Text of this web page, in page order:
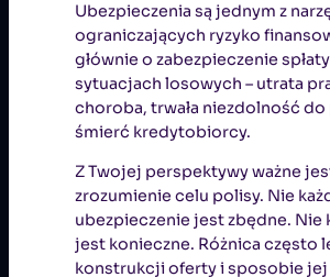
Ubezpieczenia są jednym z
ograniczających ryzyko
głównie o zabezpieczenie
sytuacjach losowych – utrata
choroba, trwała niezdolność do
śmierć kredytobiorcy.
Z Twojej perspektywy ważne
zrozumienie celu polisy. Nie
ubezpieczenie jest zbędne. Nie
jest konieczne. Różnica często
konstrukcji oferty i sposobie jej